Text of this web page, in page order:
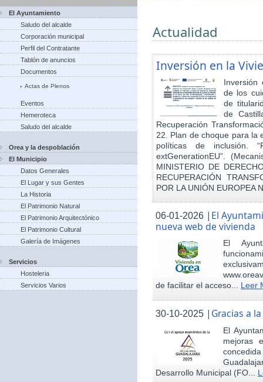
El Ayuntamiento
Saludo del alcalde
Corporación municipal
Perfil del Contratante
Tablón de anuncios
Documentos
Actas de Plenos
Eventos
Hemeroteca
Saludo del alcalde
Orea y la despoblación
El Municipio
Datos Generales
El Lugar y sus Gentes
La Historia
El Patrimonio Natural
El Patrimonio Arquitectónico
El Patrimonio Cultural
Galería de Imágenes
Servicios
Hosteleria
Servicios Varios
Actualidad
Inversión en la
Inversión
de los
de
de
Recuperación
22. Plan de choque para la
políticas de inclusión.
extGenerationEU”.
MINISTERIO DE
RECUPERACIÓN
POR LA UNIÓN EUROPEA
06-01-2026 | El
nueva web de vivienda
El
de facilitar el acceso... Leer
30-10-2025 | Gracias a
El
mejoras
Desarrollo Municipal (FO...